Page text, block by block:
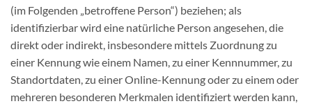
(im Folgenden „betroffene Person“) beziehen; als
identifizierbar wird eine natürliche Person angesehen, die
direkt oder indirekt, insbesondere mittels Zuordnung zu
einer Kennung wie einem Namen, zu einer Kennnummer, zu
Standortdaten, zu einer Online-Kennung oder zu einem oder
mehreren besonderen Merkmalen identifiziert werden kann,